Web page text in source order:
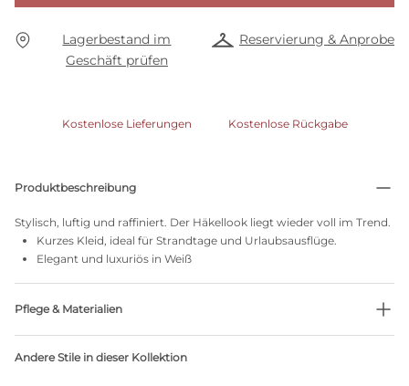
Lagerbestand im
Geschäft prüfen
Reservierung & Anprobe
Kostenlose Lieferungen Kostenlose Rückgabe
Produktbeschreibung
Stylisch, luftig und raffiniert. Der Häkellook liegt wieder voll im Trend.
Kurzes Kleid, ideal für Strandtage und Urlaubsausflüge.
Elegant und luxuriös in Weiß
Pflege & Materialien
Andere Stile in dieser Kollektion